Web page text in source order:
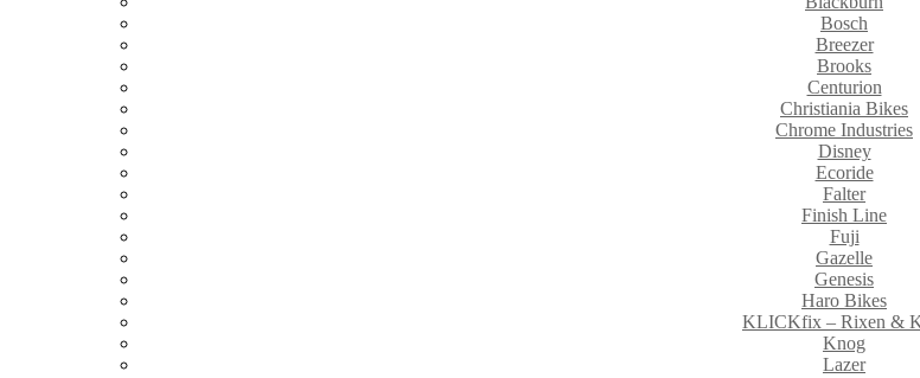
Bosch
Breezer
Brooks
Centurion
Christiania Bikes
Chrome Industries
Disney
Ecoride
Falter
Finish Line
Fuji
Gazelle
Genesis
Haro Bikes
KLICKfix – Rixen &
Knog
Lazer